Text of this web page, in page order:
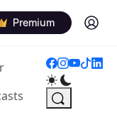
Premium Log in
(current)